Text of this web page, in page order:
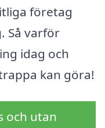
företag
Så varför
idag och
kan göra!
och utan